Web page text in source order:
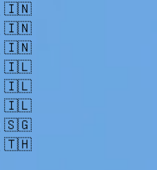
🇮🇳
🇮🇳
🇮🇳
🇮🇱
🇮🇱
🇮🇱
🇸🇬
🇹🇭